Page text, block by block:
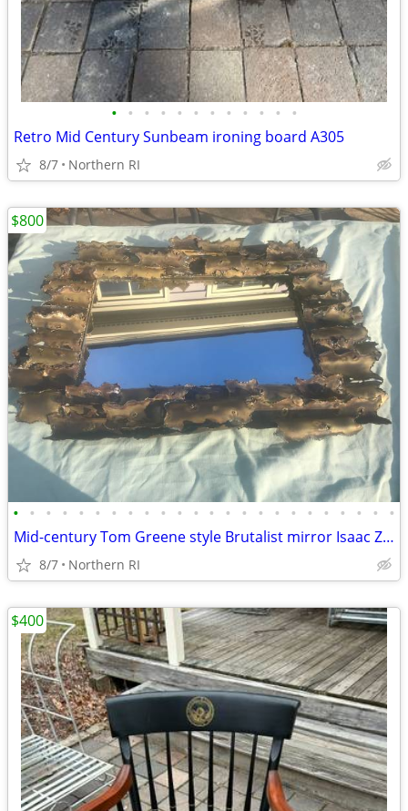
• • • • • • • • • • • •
Retro Mid Century Sunbeam ironing board A305
8/7 Northern RI
• • • • • • • • • • • • • • • • • • • • • • • •
Mid-century Tom Greene style Brutalist mirror Isaac Zarabi B18
8/7 Northern RI
$800
$400